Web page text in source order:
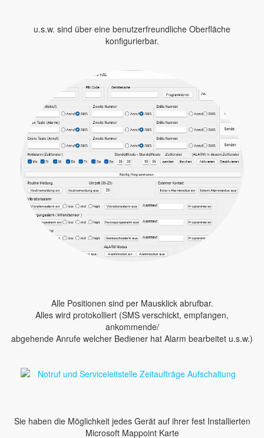
u.s.w. sind über eine benutzerfreundliche Oberfläche
konfigurierbar.
Alle Positionen sind per Mausklick abrufbar.
Alles wird protokolliert (SMS verschickt, empfangen,
ankommende/
abgehende Anrufe welcher Bediener hat Alarm bearbeitet u.s.w.)
Sie haben die Möglichkeit jedes Gerät auf ihrer fest Installierten
Microsoft Mappoint Karte